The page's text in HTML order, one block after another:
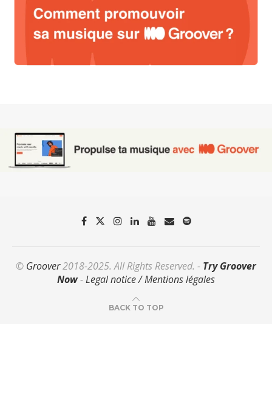
© Groover2018-2025. All Rights Reserved. - Try Groover
Now-Legal notice / Mentions légales
BACK TO TOP